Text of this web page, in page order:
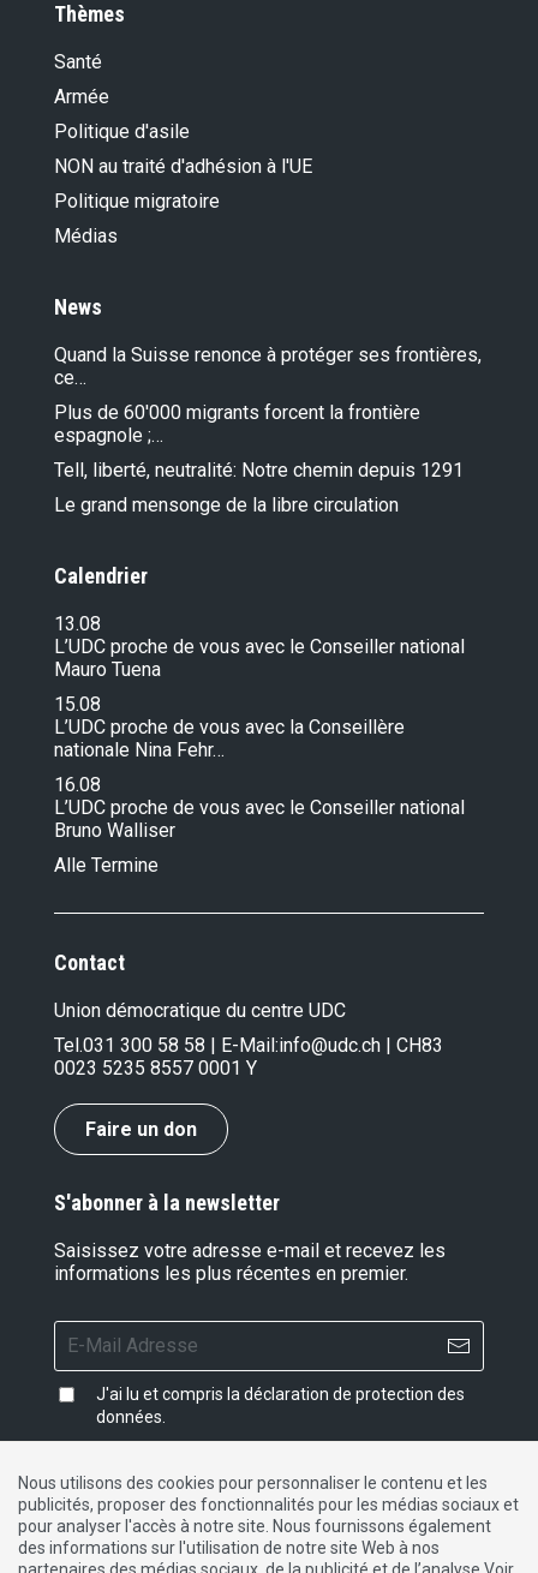
Thèmes
Santé
Armée
Politique d'asile
NON au traité d'adhésion à l'UE
Politique migratoire
Médias
News
Quand la Suisse renonce à protéger ses frontières,
ce…
Plus de 60'000 migrants forcent la frontière
espagnole ;…
Tell, liberté, neutralité: Notre chemin depuis 1291
Le grand mensonge de la libre circulation
Calendrier
13.08
L’UDC proche de vous avec le Conseiller national
Mauro Tuena
15.08
L’UDC proche de vous avec la Conseillère
nationale Nina Fehr…
16.08
L’UDC proche de vous avec le Conseiller national
Bruno Walliser
Alle Termine
Contact
Union démocratique du centre UDC
Tel.031 300 58 58 | E-Mail:info@udc.ch | CH83
0023 5235 8557 0001 Y
Faire un don
S'abonner à la newsletter
Saisissez votre adresse e-mail et recevez les
informations les plus récentes en premier.
J'ai lu et compris la déclaration de protection des
données
Impressum| Protection des données|Contact
Nous utilisons des cookies pour personnaliser le contenu et les
publicités, proposer des fonctionnalités pour les médias sociaux et
pour analyser l'accès à notre site. Nous fournissons également
des informations sur l'utilisation de notre site Web à nos